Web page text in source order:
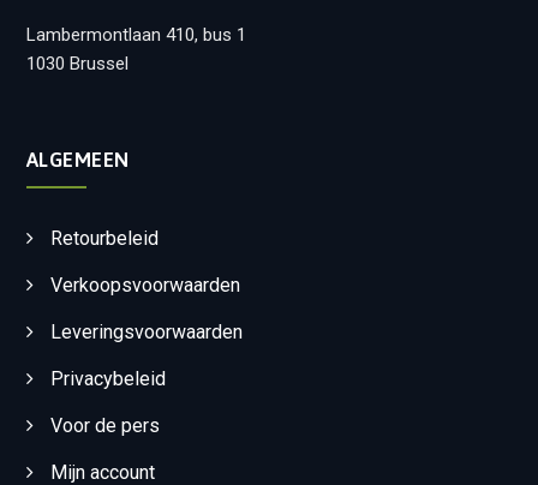
Lambermontlaan 410, bus 1
1030 Brussel
ALGEMEEN
Retourbeleid
Verkoopsvoorwaarden
Leveringsvoorwaarden
Privacybeleid
Voor de pers
Mijn account